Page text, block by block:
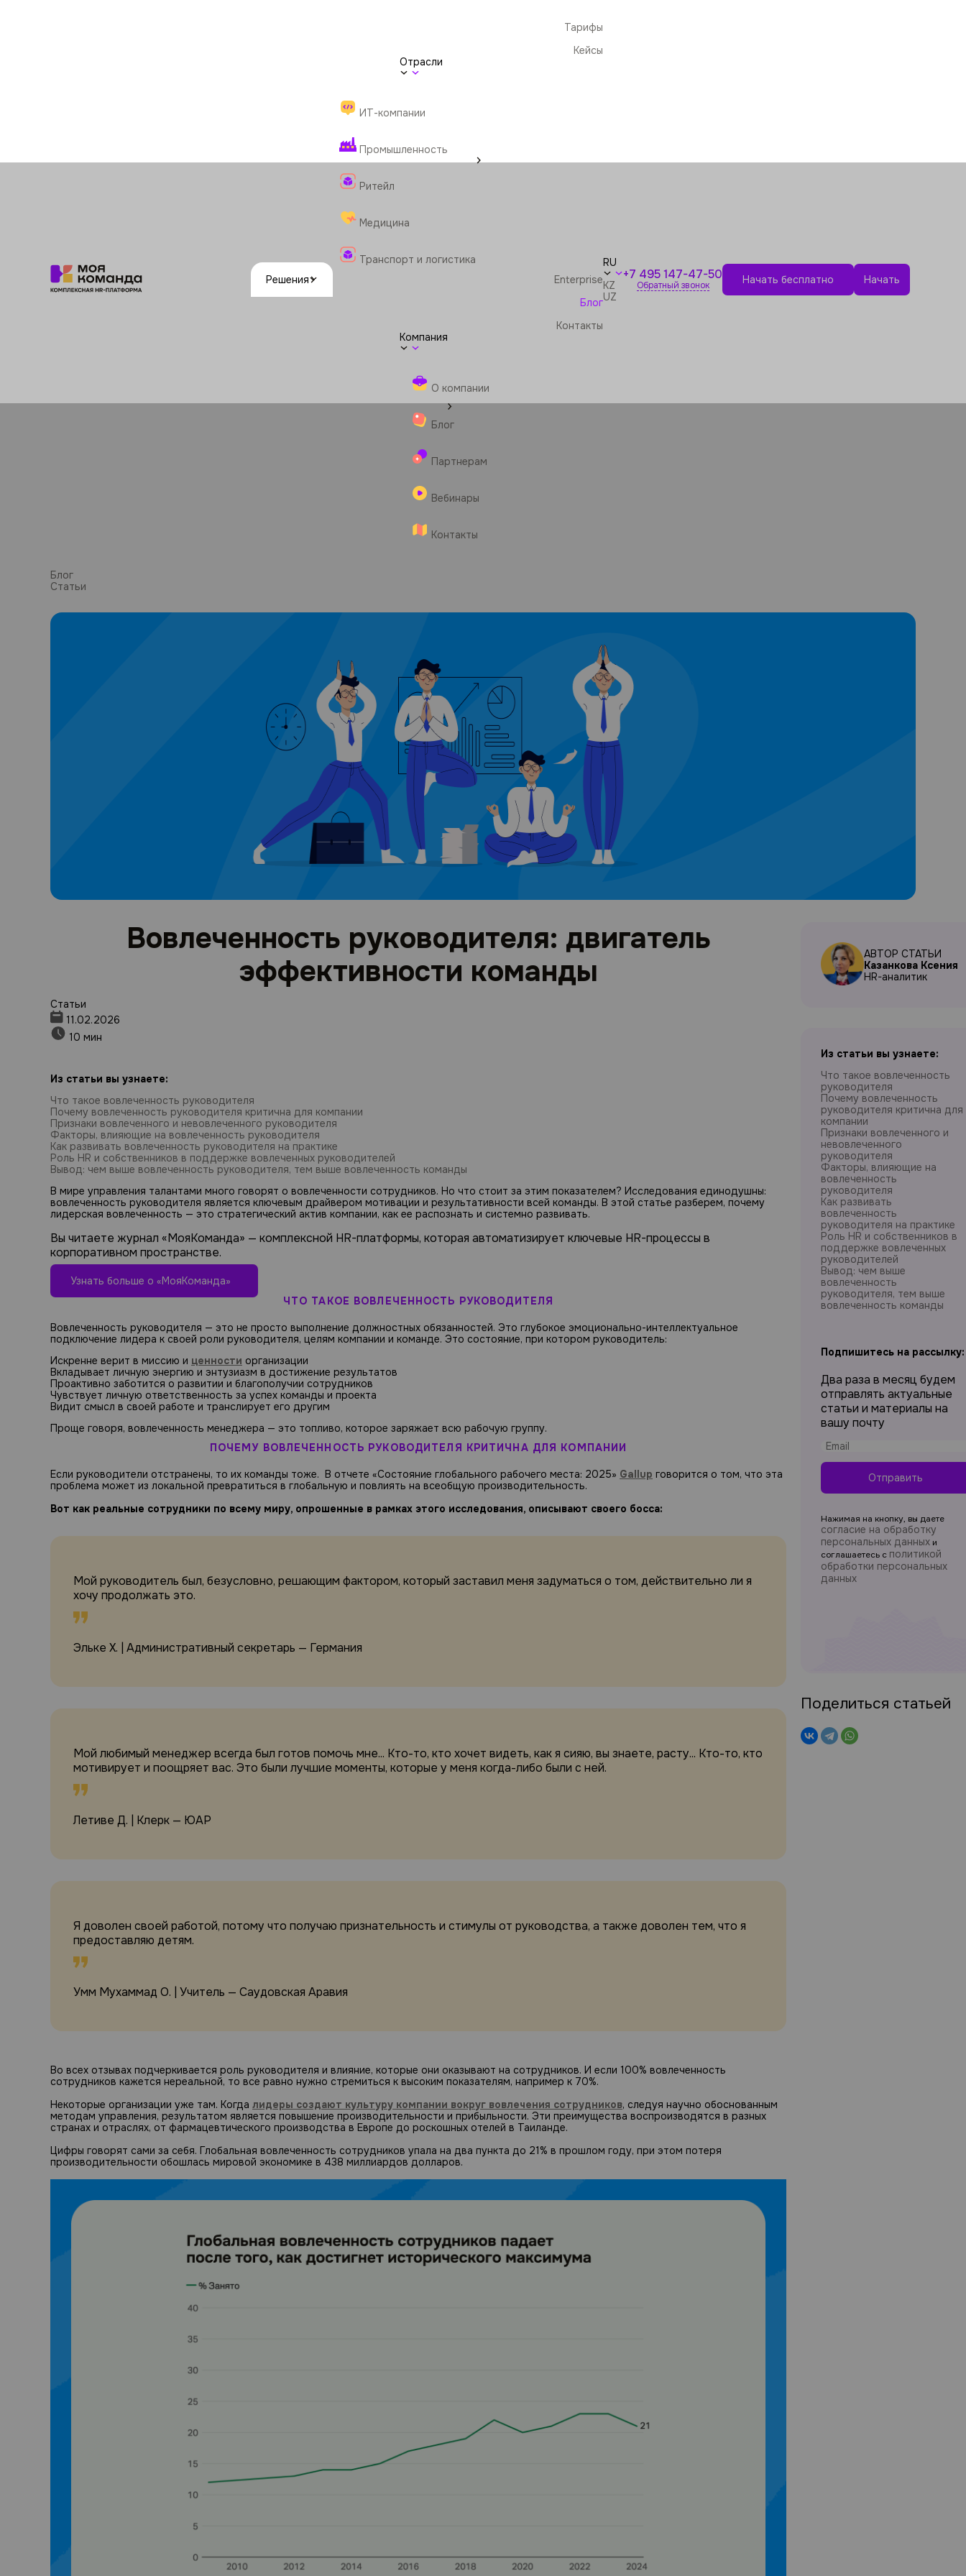
Решения
Тарифы
Кейсы
Отрасли
ИТ-компании
Промышленность
Ритейл
Медицина
Транспорт и логистика
Enterprise
Блог
Контакты
Компания
О компании
Блог
Партнерам
Вебинары
Контакты
RU
KZ
UZ
+7 495 147-47-50
Обратный звонок Начать бесплатно Начать
Блог
Статьи
Вовлеченность руководителя: двигатель
эффективности команды
Статьи
11.02.2026
10 мин
Из статьи вы узнаете:
Что такое вовлеченность руководителя
Почему вовлеченность руководителя критична для компании
Признаки вовлеченного и невовлеченного руководителя
Факторы, влияющие на вовлеченность руководителя
Как развивать вовлеченность руководителя на практике
Роль HR и собственников в поддержке вовлеченных руководителей
Вывод: чем выше вовлеченность руководителя, тем выше вовлеченность команды
В мире управления талантами много говорят о вовлеченности сотрудников. Но что стоит за этим показателем? Исследования единодушны:
вовлеченность руководителя является ключевым драйвером мотивации и результативности всей команды. В этой статье разберем, почему
лидерская вовлеченность — это стратегический актив компании, как ее распознать и системно развивать.
Вы читаете журнал «МояКоманда» — комплексной HR-платформы, которая автоматизирует ключевые HR-процессы в
корпоративном пространстве.
Узнать больше о «МояКоманда»
ЧТО ТАКОЕ ВОВЛЕЧЕННОСТЬ РУКОВОДИТЕЛЯ
Вовлеченность руководителя — это не просто выполнение должностных обязанностей. Это глубокое эмоционально-интеллектуальное
подключение лидера к своей роли руководителя, целям компании и команде. Это состояние, при котором руководитель:
Искренне верит в миссию и ценности организации
Вкладывает личную энергию и энтузиазм в достижение результатов
Проактивно заботится о развитии и благополучии сотрудников
Чувствует личную ответственность за успех команды и проекта
Видит смысл в своей работе и транслирует его другим
Проще говоря, вовлеченность менеджера — это топливо, которое заряжает всю рабочую группу.
ПОЧЕМУ ВОВЛЕЧЕННОСТЬ РУКОВОДИТЕЛЯ КРИТИЧНА ДЛЯ КОМПАНИИ
Если руководители отстранены, то их команды тоже. В отчете «Состояние глобального рабочего места: 2025» Gallup говорится о том, что эта
проблема может из локальной превратиться в глобальную и повлиять на всеобщую производительность.
Вот как реальные сотрудники по всему миру, опрошенные в рамках этого исследования, описывают своего босса:
Мой руководитель был, безусловно, решающим фактором, который заставил меня задуматься о том, действительно ли я
хочу продолжать это.
Эльке Х. | Административный секретарь — Германия
Мой любимый менеджер всегда был готов помочь мне... Кто-то, кто хочет видеть, как я сияю, вы знаете, расту... Кто-то, кто
мотивирует и поощряет вас. Это были лучшие моменты, которые у меня когда-либо были с ней.
Летиве Д. | Клерк — ЮАР
Я доволен своей работой, потому что получаю признательность и стимулы от руководства, а также доволен тем, что я
предоставляю детям.
Умм Мухаммад О. | Учитель — Саудовская Аравия
Во всех отзывах подчеркивается роль руководителя и влияние, которые они оказывают на сотрудников. И если 100% вовлеченность
сотрудников кажется нереальной, то все равно нужно стремиться к высоким показателям, например к 70%.
Некоторые организации уже там. Когда лидеры создают культуру компании вокруг вовлечения сотрудников, следуя научно обоснованным
методам управления, результатом является повышение производительности и прибыльности. Эти преимущества воспроизводятся в разных
странах и отраслях, от фармацевтического производства в Европе до роскошных отелей в Таиланде.
Цифры говорят сами за себя. Глобальная вовлеченность сотрудников упала на два пункта до 21% в прошлом году, при этом потеря
производительности обошлась мировой экономике в 438 миллиардов долларов.
АВТОР СТАТЬИ
Казанкова Ксения
HR-аналитик
Из статьи вы узнаете:
Что такое вовлеченность
руководителя
Почему вовлеченность
руководителя критична для
компании
Признаки вовлеченного и
невовлеченного
руководителя
Факторы, влияющие на
вовлеченность
руководителя
Как развивать
вовлеченность
руководителя на практике
Роль HR и собственников в
поддержке вовлеченных
руководителей
Вывод: чем выше
вовлеченность
руководителя, тем выше
вовлеченность команды
Подпишитесь на рассылку:
Два раза в месяц будем
отправлять актуальные
статьи и материалы на
вашу почту
Отправить
Нажимая на кнопку, вы даете
согласие на обработку
персональных данных и
соглашаетесь c политикой
обработки персональных
данных
Поделиться статьей